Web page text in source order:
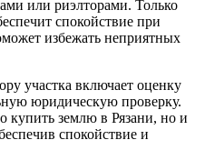
или риэлторами. Только
спокойствие при
избежать неприятных
участка включает оценку
юридическую проверку.
купить землю в Рязани, но и
спокойствие и